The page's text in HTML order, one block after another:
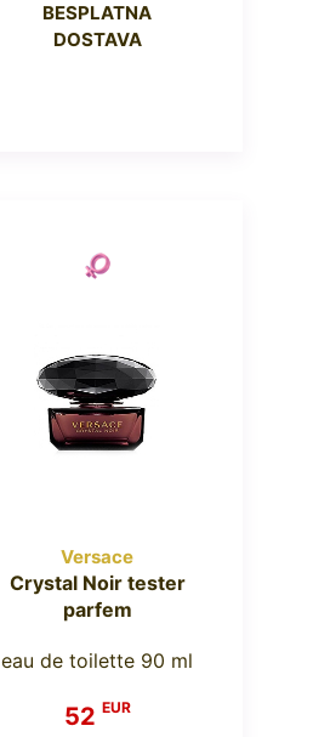
BESPLATNA
DOSTAVA
Versace
Crystal Noir tester
parfem
eau de toilette 90 ml
52 EUR